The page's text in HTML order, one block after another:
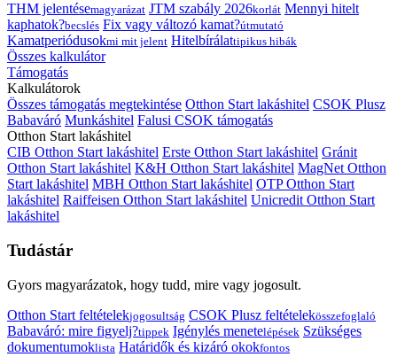
THM jelentésemagyarázat JTM szabály 2026korlát Mennyi hitelt
kaphatok?becslés Fix vagy változó kamat?útmutató
Kamatperiódusokmi mit jelent Hitelbírálattipikus hibák
Összes kalkulátor
Támogatás
Kalkulátorok
Összes támogatás megtekintése Otthon Start lakáshitel CSOK Plusz
Babaváró Munkáshitel Falusi CSOK támogatás
Otthon Start lakáshitel
CIB Otthon Start lakáshitel Erste Otthon Start lakáshitel Gránit
Otthon Start lakáshitel K&H Otthon Start lakáshitel MagNet Otthon
Start lakáshitel MBH Otthon Start lakáshitel OTP Otthon Start
lakáshitel Raiffeisen Otthon Start lakáshitel Unicredit Otthon Start
lakáshitel
Tudástár
Gyors magyarázatok, hogy tudd, mire vagy jogosult.
Otthon Start feltételekjogosultság CSOK Plusz feltételekösszefoglaló
Babaváró: mire figyelj?tippek Igénylés menetelépések Szükséges
dokumentumoklista Határidők és kizáró okokfontos